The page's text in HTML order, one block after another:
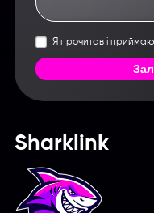
Я прочитав і приймаю
Sharklink